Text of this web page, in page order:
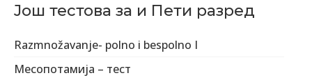
Још тестова за и Пети разред
Razmnožavanje- polno i bespolno I
Месопотамија – тест